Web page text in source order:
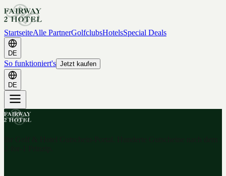
StartseiteAlle PartnerGolfclubsHotelsSpecial Deals
DE
So funktioniert's Jetzt kaufen
DE